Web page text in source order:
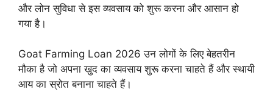
और लोन सुविधा से इस व्यवसाय को शुरू करना और आसान हो
गया है।
Goat Farming Loan 2026 उन लोगों के लिए बेहतरीन
मौका है जो अपना खुद का व्यवसाय शुरू करना चाहते हैं और स्थायी
आय का स्रोत बनाना चाहते हैं।